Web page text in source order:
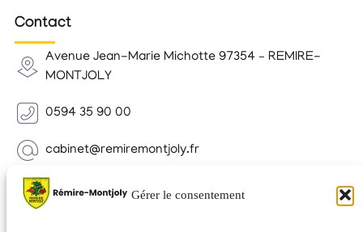
Gérer le consentement
Contact
Avenue Jean-Marie Michotte 97354 – REMIRE-
MONTJOLY
0594 35 90 00
cabinet@remiremontjoly.fr
Newsletter